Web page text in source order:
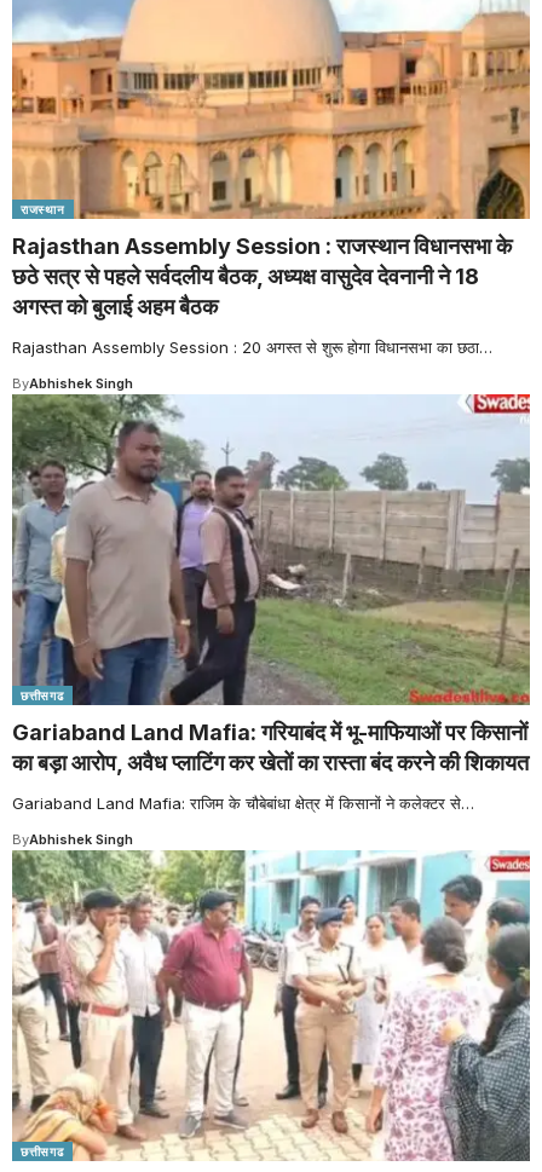
राजस्थान
Rajasthan Assembly Session : राजस्थान विधानसभा के
छठे सत्र से पहले सर्वदलीय बैठक, अध्यक्ष वासुदेव देवनानी ने 18
अगस्त को बुलाई अहम बैठक
Rajasthan Assembly Session : 20 अगस्त से शुरू होगा विधानसभा का छठा…
ByAbhishek Singh
छत्तीसगढ
Gariaband Land Mafia: गरियाबंद में भू-माफियाओं पर किसानों
का बड़ा आरोप, अवैध प्लाटिंग कर खेतों का रास्ता बंद करने की शिकायत
Gariaband Land Mafia: राजिम के चौबेबांधा क्षेत्र में किसानों ने कलेक्टर से…
ByAbhishek Singh
छत्तीसगढ